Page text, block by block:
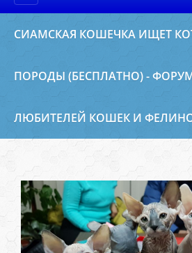
СИАМСКАЯ КОШЕЧКА ИЩЕТ
ПОРОДЫ (БЕСПЛАТНО) -
ЛЮБИТЕЛЕЙ КОШЕК И